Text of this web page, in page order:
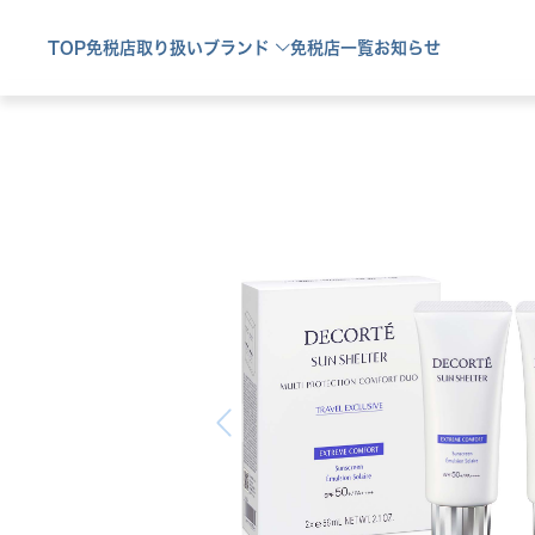
TOP免税店取り扱いブランド 免税店一覧お知らせ